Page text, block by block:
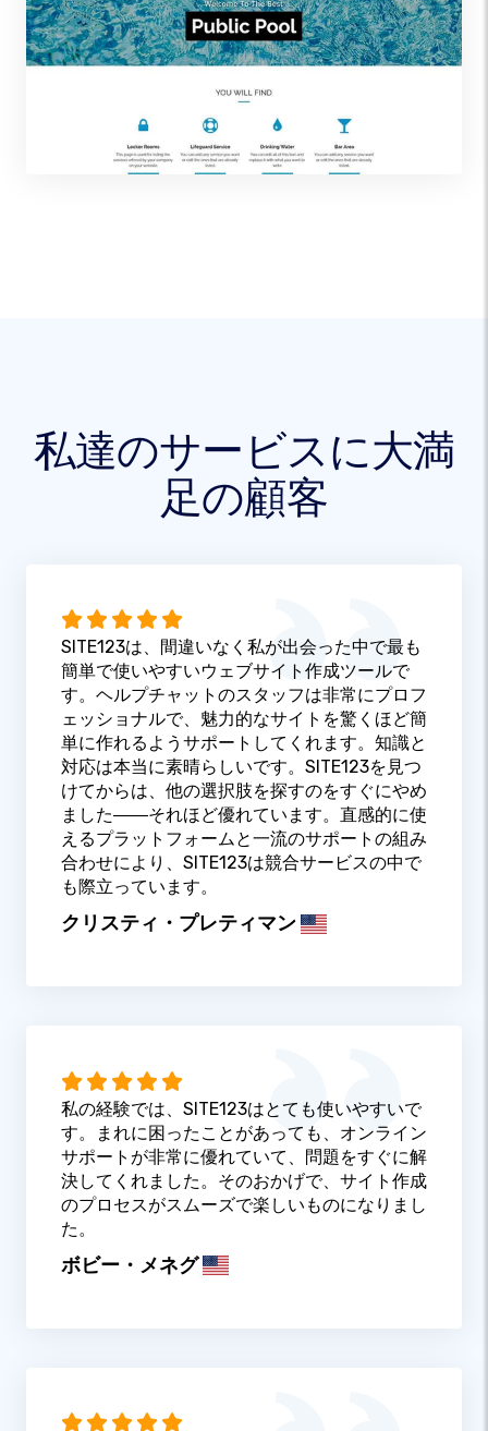
私達のサービスに大満
足の顧客
SITE123は、間違いなく私が出会った中で最も
簡単で使いやすいウェブサイト作成ツールで
す。ヘルプチャットのスタッフは非常にプロフ
ェッショナルで、魅力的なサイトを驚くほど簡
単に作れるようサポートしてくれます。知識と
対応は本当に素晴らしいです。SITE123を見つ
けてからは、他の選択肢を探すのをすぐにやめ
ました――それほど優れています。直感的に使
えるプラットフォームと一流のサポートの組み
合わせにより、SITE123は競合サービスの中で
も際立っています。
クリスティ・プレティマン
私の経験では、SITE123はとても使いやすいで
す。まれに困ったことがあっても、オンライン
サポートが非常に優れていて、問題をすぐに解
決してくれました。そのおかげで、サイト作成
のプロセスがスムーズで楽しいものになりまし
た。
ボビー・メネグ